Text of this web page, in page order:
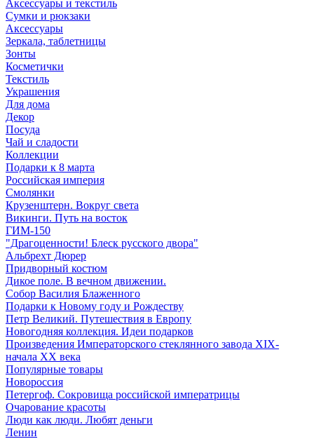
Аксессуары и текстиль
Сумки и рюкзаки
Аксессуары
Зеркала, таблетницы
Зонты
Косметички
Текстиль
Украшения
Для дома
Декор
Посуда
Чай и сладости
Коллекции
Подарки к 8 марта
Российская империя
Смолянки
Крузенштерн. Вокруг света
Викинги. Путь на восток
ГИМ-150
"Драгоценности! Блеск русского двора"
Альбрехт Дюрер
Придворный костюм
Дикое поле. В вечном движении.
Собор Василия Блаженного
Подарки к Новому году и Рождеству
Петр Великий. Путешествия в Европу
Новогодняя коллекция. Идеи подарков
Произведения Императорского стеклянного завода XIX-
начала XX века
Популярные товары
Новороссия
Петергоф. Сокровища российской императрицы
Очарование красоты
Люди как люди. Любят деньги
Ленин